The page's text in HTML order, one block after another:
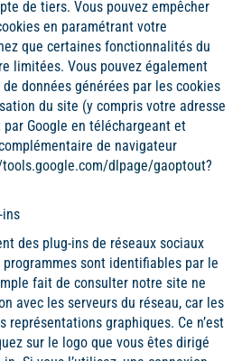
de tiers. Vous pouvez empêcher
en paramétrant votre
que certaines fonctionnalités du
limitées. Vous pouvez également
données générées par les cookies
du site (y compris votre adresse
par Google en téléchargeant et
de navigateur
dlpage/gaoptout?
des plug-ins de réseaux sociaux
programmes sont identifiables par le
fait de consulter notre site ne
avec les serveurs du réseau, car les
représentations graphiques. Ce n’est
sur le logo que vous êtes dirigé